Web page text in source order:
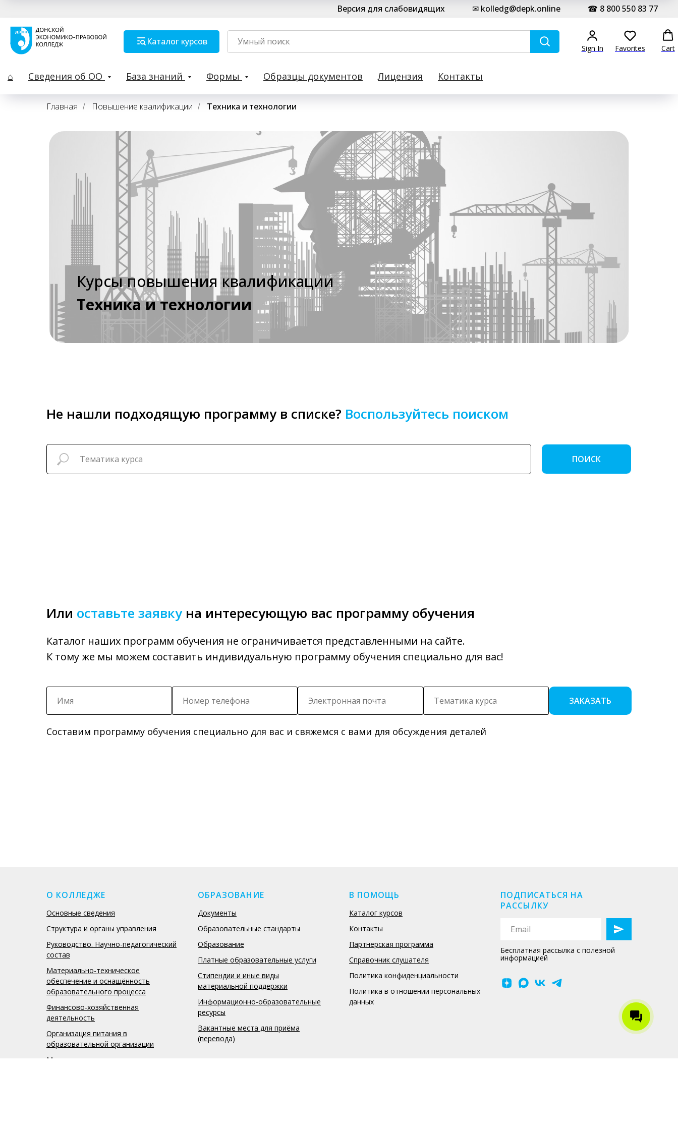
Версия для слабовидящих ✉ kolledg@depk.online ☎ 8 800 550 83 77
Каталог курсов
Sign In Favorites Cart
⌂ Сведения об ОО База знаний Формы Образцы документов Лицензия Контакты
Главная / Повышение квалификации / Техника и технологии
Курсы повышения квалификации
Техника и технологии
Не нашли подходящую программу в списке? Воспользуйтесь поиском
ПОИСК
Или оставьте заявкуна интересующую вас программу обучения
Каталог наших программ обучения не ограничивается представленными на сайте.
К тому же мы можем составить индивидуальную программу обучения специально для вас!
ЗАКАЗАТЬ
Составим программу обучения специально для вас и свяжемся с вами для обсуждения деталей
О КОЛЛЕДЖЕ
Основные сведения
Структура и органы управления
Руководство. Научно-педагогический
состав
Материально-техническое
обеспечение и оснащённость
образовательного процесса
Финансово-хозяйственная
деятельность
Организация питания в
образовательной организации
Международное сотрудничество
ОБРАЗОВАНИЕ
Документы
Образовательные стандарты
Образование
Платные образовательные услуги
Стипендии и иные виды
материальной поддержки
Информационно-образовательные
ресурсы
Вакантные места для приёма
(перевода)
В ПОМОЩЬ
Каталог курсов
Контакты
Партнерская программа
Справочник слушателя
Политика конфиденциальности
Политика в отношении персональных
данных
ПОДПИСАТЬСЯ НА
РАССЫЛКУ
Бесплатная рассылка с полезной
информацией